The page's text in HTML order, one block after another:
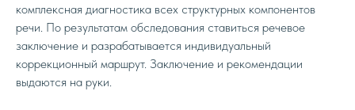
комплексная диагностика всех структурных компонентов
речи. По результатам обследования ставиться речевое
заключение и разрабатывается индивидуальный
коррекционный маршрут. Заключение и рекомендации
выдаются на руки.